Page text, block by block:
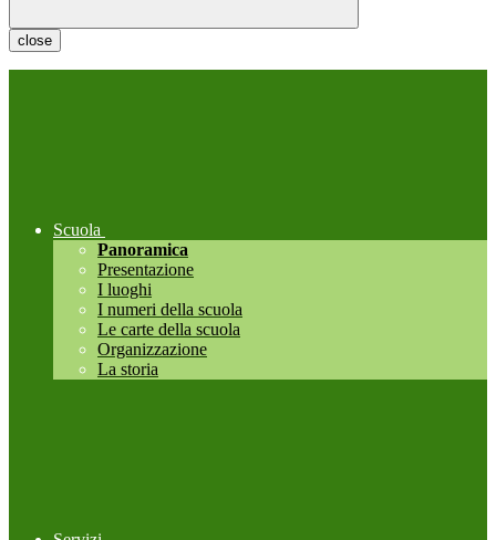
close
Scuola
Panoramica
Presentazione
I luoghi
I numeri della scuola
Le carte della scuola
Organizzazione
La storia